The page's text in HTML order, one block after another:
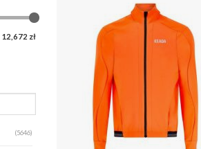
12,672 zł
(5646)